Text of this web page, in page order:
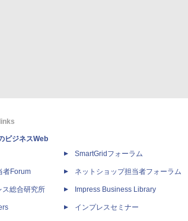
ビジネスWeb
者Forum
ス総合研究所
SmartGridフォーラム
ネットショップ担当者フォーラム
Impress Business Library
インプレスセミナー